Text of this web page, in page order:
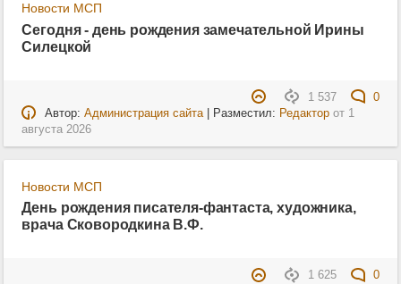
Новости МСП
Сегодня - день рождения замечательной Ирины
Силецкой
1 537
0
Автор: Администрация сайта| Разместил: Редакторот 1
августа 2026
Новости МСП
День рождения писателя-фантаста, художника,
врача Сковородкина В.Ф.
1 625
0